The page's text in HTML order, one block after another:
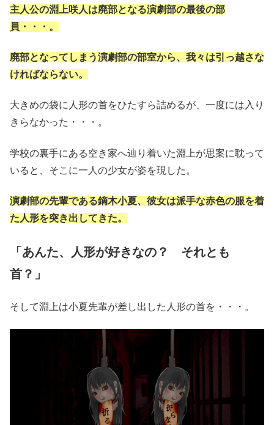
主人公の淵上咲人は廃部となる演劇部の最後の部
員・・・。
廃部となってしまう演劇部の部室から、我々は引っ越さな
ければならない。
大きめの袋に人形の首をひたすら詰めるが、一度には入り
きらなかった・・・。
学校の裏手にある空き家へ辿り着いた淵上が思案に耽って
いると、そこに一人の少女が姿を現した。
演劇部の先輩である鏑木小夏、彼女は派手な赤色の服を着
た人形を突き出してきた。
「あんた、人形が好きなの？ それとも
首？」
そして淵上は小夏先輩が差し出した人形の首を・・・。